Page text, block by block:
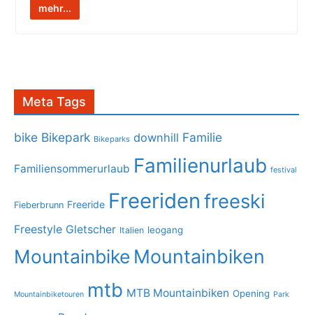
mehr...
Meta Tags
bike Bikepark Bikeparks downhill Familie
Familiensommerurlaub Familienurlaub festival
Fieberbrunn Freeride Freeriden freeski
Freestyle Gletscher Italien leogang
Mountainbike Mountainbiken
Mountainbiketouren mtb MTB Mountainbiken Opening Park